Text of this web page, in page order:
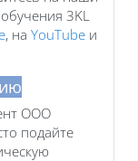
3KL
, на YouTube и
ООО
подайте